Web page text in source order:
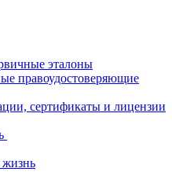
эталоны
правоудостоверяющие
сертификаты и лицензии